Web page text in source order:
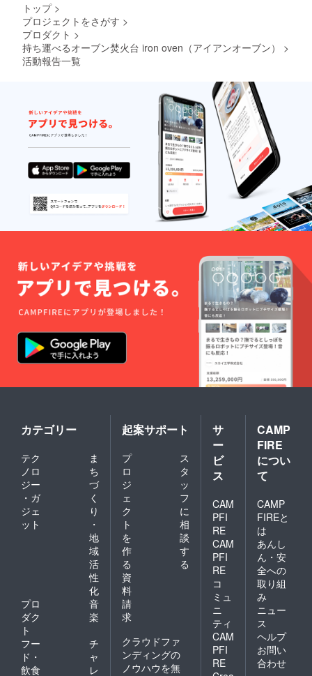
更とな
ます。
あらか
じめご
了承く
ださ
い。
になる
いま
す。ご
了承く
ださ
い。 ※
多くの
応援購
入をい
ただい
た場合
は量産
効率が
向上し
販売価
る場合
があり
ます。
あらか
じめご
ださ
い。
長400
開口部
220㎜
×50㎜ ※
お届け
時期
は、生
産、配
送状況
により
遅れる
可能性
もござ
いま
す。 ※
となり
ます。
※商品の
仕様、
デザイ
ンに関
しまし
ては一
部変更
もござ
了承く
ださ
い。 ※
多くの
応援購
入をい
ただい
は量産
効率が
向上し
販売価
格が変
更とな
る場合
があり
ます。
あらか
じめご
了承く
ださ
い。
トップ >
プロジェクトをさがす >
プロダクト >
持ち運べるオーブン焚火台 iron oven（アイアンオーブン）
>
活動報告一覧
カテゴリー
テク
ノロ
ジー
・ガ
ジェ
ット
ま
ち
づ
く
り
・
地
域
活
性
化
プロ
ダク
ト
音
楽
フー
ド・
飲食
チ
ャ
レ
起案サポート
プ
ロ
ジ
ェ
ク
ト
を
作
る
ス
タ
ッ
フ
に
相
談
す
る
資
料
請
求
クラウドファ
ンディングの
ノウハウを無
サ
ー
ビ
ス
CAM
PFI
RE
CAM
PFI
RE
コ
ミュ
ニ
ティ
CAM
PFI
RE
CAMP
FIRE
につい
て
CAMP
FIREと
は
あんし
ん・安
全への
取り組
み
ニュー
ス
ヘルプ
お問い
合わせ